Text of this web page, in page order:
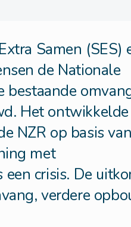
Samen (SES)
de Nationale
bestaande
Het
NZR op basis
met
crisis. De
verdere